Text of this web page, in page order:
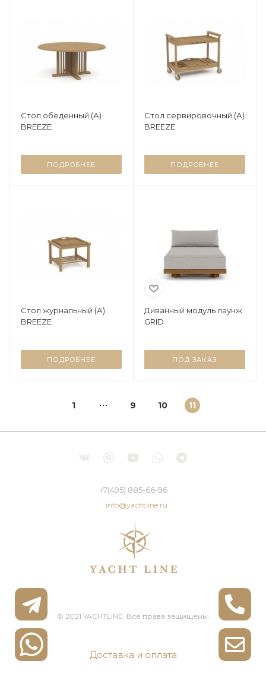
Стол обеденный (А)
BREEZE
ПОДРОБНЕЕ
Стол сервировочный (А)
BREEZE
ПОДРОБНЕЕ
Стол журнальный (А)
BREEZE
ПОДРОБНЕЕ
Диванный модуль лаунж
GRID
ПОД ЗАКАЗ
1 9 10 11
+7(495) 885-66-96
info@yachtline.ru
© 2021 YACHTLINE. Все права защищены.
Доставка и оплата